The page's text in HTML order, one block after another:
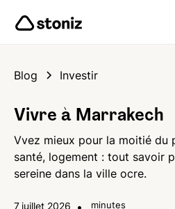
Blog Investir
Vivre à Marrakech
Vvez mieux pour la moitié du
santé, logement : tout savoir
sereine dans la ville ocre.
7 juillet 2026 minutes